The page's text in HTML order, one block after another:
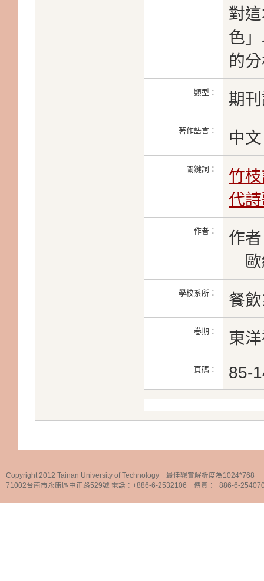
對
色
的
類型： 期
著作語言： 中文
關鍵詞：
竹
代
作者：
作
歐
學校系所： 餐
卷期： 東
頁碼： 85-
Copyright 2012 Tainan University of Technology 最佳觀賞解析度為1024*768
71002台南市永康區中正路529號 電話：+886-6-2532106 傳真：+886-6-